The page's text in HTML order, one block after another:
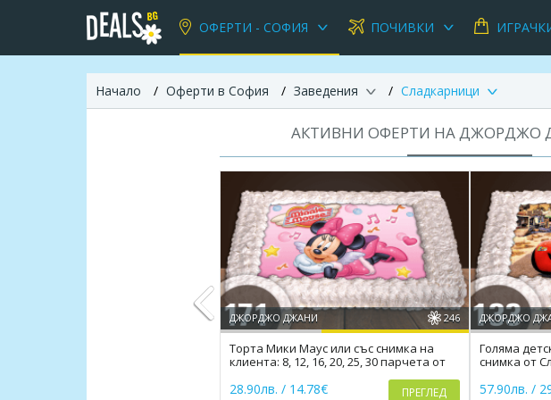
ОФЕРТИ - СОФИЯ ПОЧИВКИ
Начало Оферти в София Заведения Сладкарници
АКТИВНИ ОФЕРТИ НА ДЖОРДЖО
ДЖОРДЖО ДЖАНИ 246
Торта Мики Маус или със снимка на
клиента: 8, 12, 16, 20, 25, 30 парчета от
28.90лв. / 14.78€ ПРЕГЛЕД
ДЖОРДЖО
Голяма
снимка от
57.90лв. /